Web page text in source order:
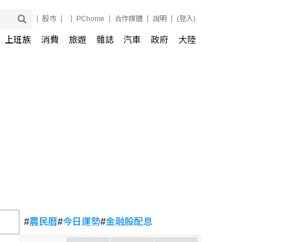
股市 PChome 合作媒體 說明 (登入)
上班族 消費 旅遊 雜誌 汽車 政府 大陸
#農民曆#今日運勢#金融股配息